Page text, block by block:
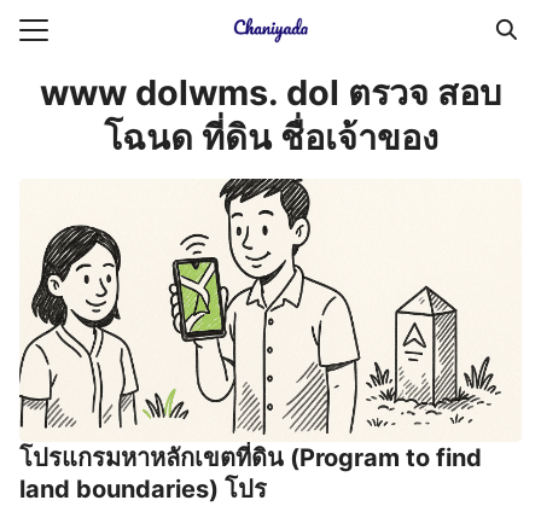
Skip
ญชี (Accounting service)
ญชี (Accounting
for:www dolwms. dol ตรวจ สอบ
โฉนด ที่ดิน ชื่อเจ้าของ
โปรแกรมหาหลักเขตที่ดิน (Program to find
land boundaries) โปร